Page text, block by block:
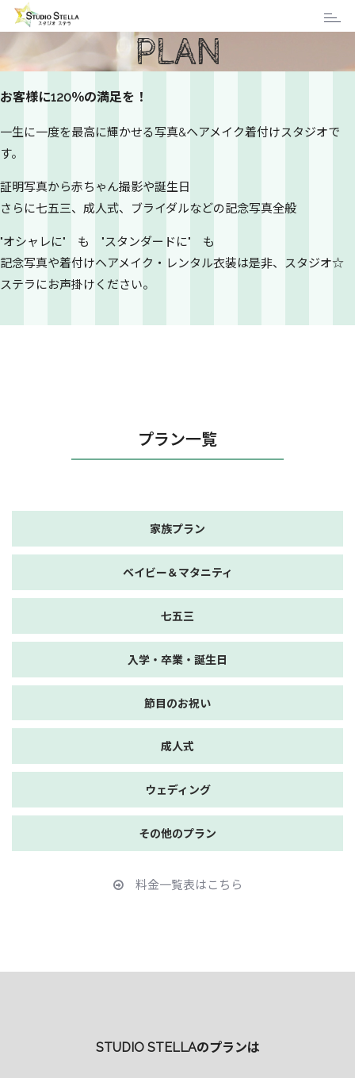
PLAN
お客様に120％の満足を！
一生に一度を最高に輝かせる写真&ヘアメイク着付けスタジオで
す。
証明写真から赤ちゃん撮影や誕生日
さらに七五三、成人式、ブライダルなどの記念写真全般
"オシャレに" も "スタンダードに" も
記念写真や着付けヘアメイク・レンタル衣装は是非、スタジオ☆
ステラにお声掛けください。
プラン一覧
家族プラン
ベイビー＆マタニティ
七五三
入学・卒業・誕生日
節目のお祝い
成人式
ウェディング
その他のプラン
料金一覧表はこちら
STUDIO STELLAのプランは